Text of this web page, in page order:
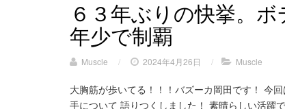
６３年ぶりの快挙。
年少で制覇
Muscle / 2024年4月26日 / Muscle
大胸筋が歩いてる！！！バズーカ岡田です！ 今
手について 語りつくしました！ 素晴らしい活躍